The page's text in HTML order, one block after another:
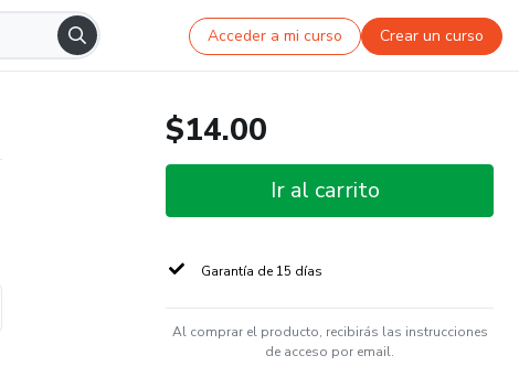
Acceder a mi curso Crear un curso
$14.00
Ir al carrito
Garantía de 15 días
Al comprar el producto, recibirás las instrucciones
de acceso por email.